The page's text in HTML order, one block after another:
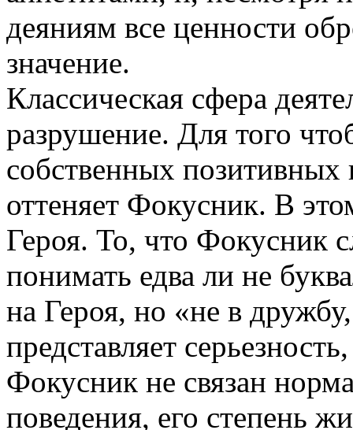
деяниям все ценности
значение.
Классическая сфера
разрушение. Для того
собственных позитивных
оттеняет Фокусник. В
Героя. То, что Фокусник
понимать едва ли не
на Героя, но «не в
представляет
Фокусник не связан
поведения, его степень